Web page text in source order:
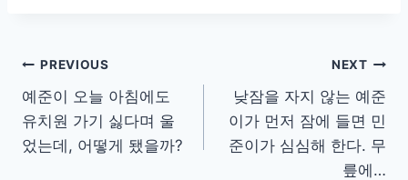
글
탐
색
PREVIOUS
예준이 오늘 아침에도
유치원 가기 싫다며 울
었는데, 어떻게 됐을까?
NEXT
낮잠을 자지 않는 예준
이가 먼저 잠에 들면 민
준이가 심심해 한다. 무
릎에…